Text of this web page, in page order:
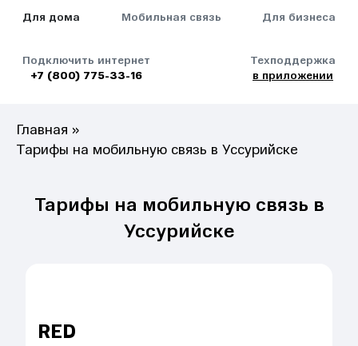
Для дома Мобильная связь Для бизнеса
Подключить интернет
+7 (800) 775-33-16
Техподдержка
в приложении
Главная »
Тарифы на мобильную связь в Уссурийске
Тарифы на мобильную связь в
Уссурийске
RED